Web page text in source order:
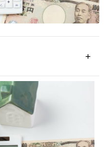
つの原因
つの方法
整えるメリット